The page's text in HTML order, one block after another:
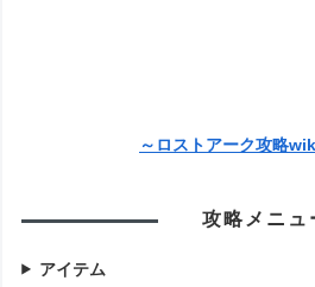
～ロストアーク攻略
攻略メニュ
アイテム